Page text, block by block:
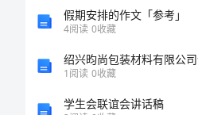
假期安排的作文「参考」
4阅读 0收藏
1阅读 0收藏
学生会联谊会讲话稿